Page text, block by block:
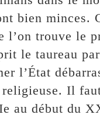
bien minces.
l’on trouve le
le taureau
l’État
religieuse. Il
au début du